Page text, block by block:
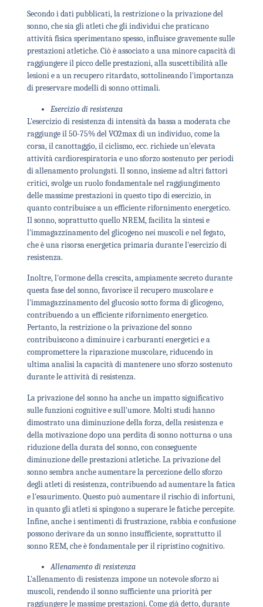
Secondo i dati pubblicati, la restrizione o la privazione del
sonno, che sia gli atleti che gli individui che praticano
attività fisica sperimentano spesso, influisce gravemente sulle
prestazioni atletiche. Ciò è associato a una minore capacità di
raggiungere il picco delle prestazioni, alla suscettibilità alle
lesioni e a un recupero ritardato, sottolineando l'importanza
di preservare modelli di sonno ottimali.
Esercizio di resistenza
L'esercizio di resistenza di intensità da bassa a moderata che
raggiunge il 50-75% del VO2max di un individuo, come la
corsa, il canottaggio, il ciclismo, ecc. richiede un'elevata
attività cardiorespiratoria e uno sforzo sostenuto per periodi
di allenamento prolungati. Il sonno, insieme ad altri fattori
critici, svolge un ruolo fondamentale nel raggiungimento
delle massime prestazioni in questo tipo di esercizio, in
quanto contribuisce a un efficiente rifornimento energetico.
Il sonno, soprattutto quello NREM, facilita la sintesi e
l'immagazzinamento del glicogeno nei muscoli e nel fegato,
che è una risorsa energetica primaria durante l'esercizio di
resistenza.
Inoltre, l'ormone della crescita, ampiamente secreto durante
questa fase del sonno, favorisce il recupero muscolare e
l'immagazzinamento del glucosio sotto forma di glicogeno,
contribuendo a un efficiente rifornimento energetico.
Pertanto, la restrizione o la privazione del sonno
contribuiscono a diminuire i carburanti energetici e a
compromettere la riparazione muscolare, riducendo in
ultima analisi la capacità di mantenere uno sforzo sostenuto
durante le attività di resistenza.
La privazione del sonno ha anche un impatto significativo
sulle funzioni cognitive e sull'umore. Molti studi hanno
dimostrato una diminuzione della forza, della resistenza e
della motivazione dopo una perdita di sonno notturna o una
riduzione della durata del sonno, con conseguente
diminuzione delle prestazioni atletiche. La privazione del
sonno sembra anche aumentare la percezione dello sforzo
degli atleti di resistenza, contribuendo ad aumentare la fatica
e l'esaurimento. Questo può aumentare il rischio di infortuni,
in quanto gli atleti si spingono a superare le fatiche percepite.
Infine, anche i sentimenti di frustrazione, rabbia e confusione
possono derivare da un sonno insufficiente, soprattutto il
sonno REM, che è fondamentale per il ripristino cognitivo.
Allenamento di resistenza
L'allenamento di resistenza impone un notevole sforzo ai
muscoli, rendendo il sonno sufficiente una priorità per
raggiungere le massime prestazioni. Come già detto, durante